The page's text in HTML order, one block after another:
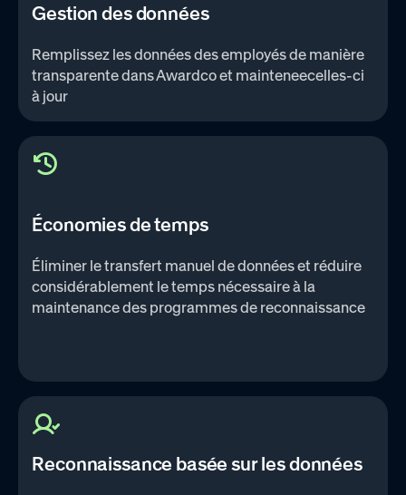
Gestion des données
Remplissez les données des employés de manière
transparente dans Awardco et mainteneecelles-ci
à jour
Économies de temps
Éliminer le transfert manuel de données et réduire
considérablement le temps nécessaire à la
maintenance des programmes de reconnaissance
Reconnaissance basée sur les données